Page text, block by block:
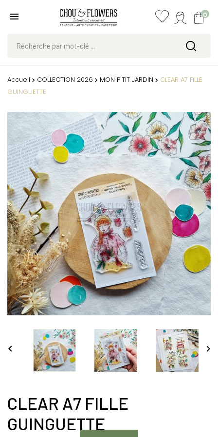
0
Accueil COLLECTION 2026 MON P'TIT JARDIN
CLEAR A7 FILLE
GUINGUETTE
 
CLEAR A7 FILLE
GUINGUETTE